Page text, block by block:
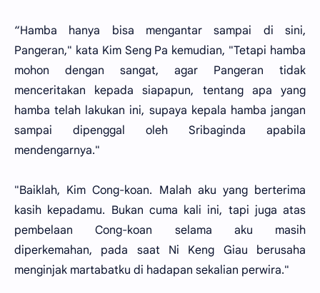
“Hamba hanya bisa mengantar sampai di sini,
Pangeran," kata Kim Seng Pa kemudian, "Tetapi hamba
mohon dengan sangat, agar Pangeran tidak
menceritakan kepada siapapun, tentang apa yang
hamba telah lakukan ini, supaya kepala hamba jangan
sampai dipenggal oleh Sribaginda apabila
mendengarnya."
"Baiklah, Kim Cong-koan. Malah aku yang berterima
kasih kepadamu. Bukan cuma kali ini, tapi juga atas
pembelaan Cong-koan selama aku masih
diperkemahan, pada saat Ni Keng Giau berusaha
menginjak martabatku di hadapan sekalian perwira."